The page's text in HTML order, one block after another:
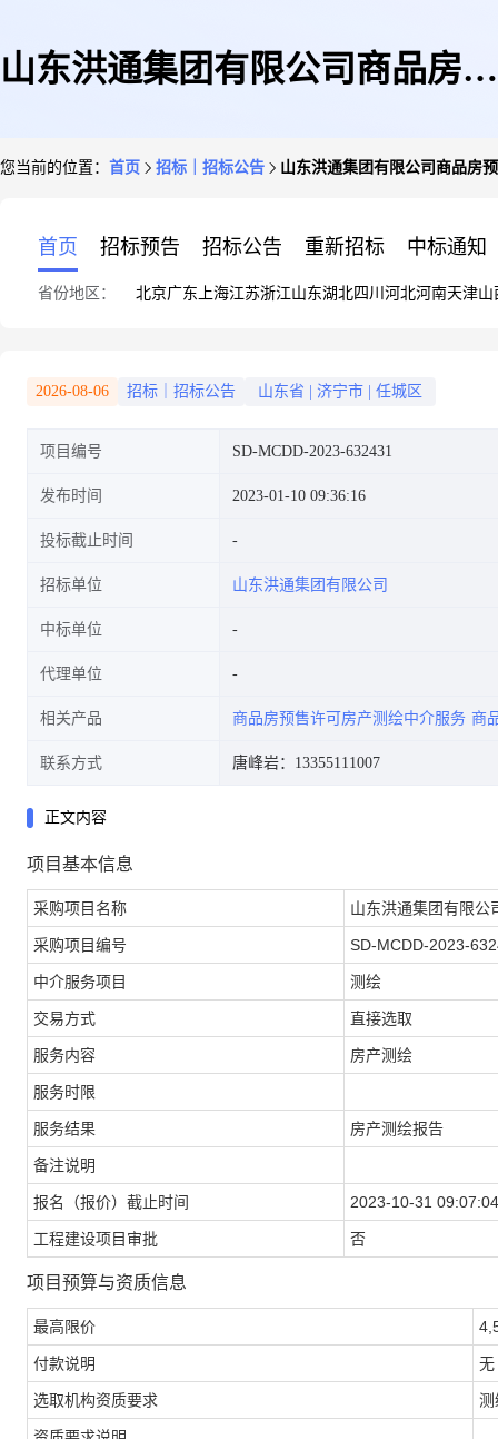
山东洪通集团有限公司商品房预
您当前的位置： 首页 招标｜招标公告 山东洪通集团有限公司商品房
首页 招标预告 招标公告 重新招标 中标通知
省份地区： 北京广东 上海江苏浙江山东湖北四川 河北河南天津山
2026-08-06 招标｜招标公告 山东省 济宁市 任城区
项目编号 SD-MCDD-2023-632431
发布时间 2023-01-10 09:36:16
投标截止时间
招标单位 山东洪通集团有限公司
中标单位
代理单位
相关产品 商品房预售许可房产测绘中介服务 商
联系方式 唐峰岩：13355111007
正文内容
项目基本信息
采购项目名称 山东洪通集团有限公
采购项目编号 SD-MCDD-2023-
中介服务项目 测绘
交易方式 直接选取
服务内容 房产测绘
服务时限
服务结果 房产测绘报告
备注说明
报名（报价）截止时间 2023-10-31 09:07:04
工程建设项目审批 否
项目预算与资质信息
最高限价
付款说明 无
选取机构资质要求 测